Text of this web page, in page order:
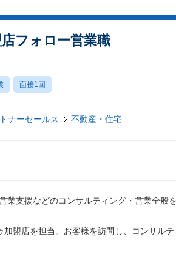
フォロー営業職
面接1回
ナーセールス 不動産・住宅
業支援などのコンサルティング・営業全般
盟店を担当。お客様を訪問し、コンサル